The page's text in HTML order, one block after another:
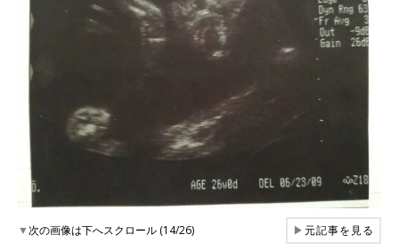
▼次の画像は下へスクロール (14/26) ▶元記事を見る